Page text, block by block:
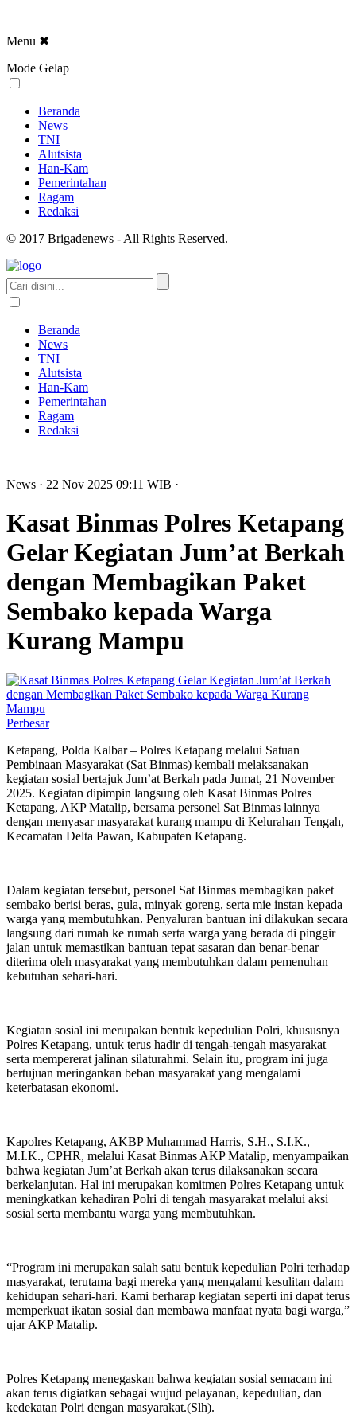
Menu ✖
Mode Gelap
Beranda
News
TNI
Alutsista
Han-Kam
Pemerintahan
Ragam
Redaksi
© 2017 Brigadenews - All Rights Reserved.
Beranda
News
TNI
Alutsista
Han-Kam
Pemerintahan
Ragam
Redaksi
News · 22 Nov 2025 09:11 WIB ·
Kasat Binmas Polres Ketapang
Gelar Kegiatan Jum’at Berkah
dengan Membagikan Paket
Sembako kepada Warga
Kurang Mampu
Perbesar
Ketapang, Polda Kalbar – Polres Ketapang melalui Satuan
Pembinaan Masyarakat (Sat Binmas) kembali melaksanakan
kegiatan sosial bertajuk Jum’at Berkah pada Jumat, 21 November
2025. Kegiatan dipimpin langsung oleh Kasat Binmas Polres
Ketapang, AKP Matalip, bersama personel Sat Binmas lainnya
dengan menyasar masyarakat kurang mampu di Kelurahan Tengah,
Kecamatan Delta Pawan, Kabupaten Ketapang.
Dalam kegiatan tersebut, personel Sat Binmas membagikan paket
sembako berisi beras, gula, minyak goreng, serta mie instan kepada
warga yang membutuhkan. Penyaluran bantuan ini dilakukan secara
langsung dari rumah ke rumah serta warga yang berada di pinggir
jalan untuk memastikan bantuan tepat sasaran dan benar-benar
diterima oleh masyarakat yang membutuhkan dalam pemenuhan
kebutuhan sehari-hari.
Kegiatan sosial ini merupakan bentuk kepedulian Polri, khususnya
Polres Ketapang, untuk terus hadir di tengah-tengah masyarakat
serta mempererat jalinan silaturahmi. Selain itu, program ini juga
bertujuan meringankan beban masyarakat yang mengalami
keterbatasan ekonomi.
Kapolres Ketapang, AKBP Muhammad Harris, S.H., S.I.K.,
M.I.K., CPHR, melalui Kasat Binmas AKP Matalip, menyampaikan
bahwa kegiatan Jum’at Berkah akan terus dilaksanakan secara
berkelanjutan. Hal ini merupakan komitmen Polres Ketapang untuk
meningkatkan kehadiran Polri di tengah masyarakat melalui aksi
sosial serta membantu warga yang membutuhkan.
“Program ini merupakan salah satu bentuk kepedulian Polri terhadap
masyarakat, terutama bagi mereka yang mengalami kesulitan dalam
kehidupan sehari-hari. Kami berharap kegiatan seperti ini dapat terus
memperkuat ikatan sosial dan membawa manfaat nyata bagi warga,”
ujar AKP Matalip.
Polres Ketapang menegaskan bahwa kegiatan sosial semacam ini
akan terus digiatkan sebagai wujud pelayanan, kepedulian, dan
kedekatan Polri dengan masyarakat.(Slh).